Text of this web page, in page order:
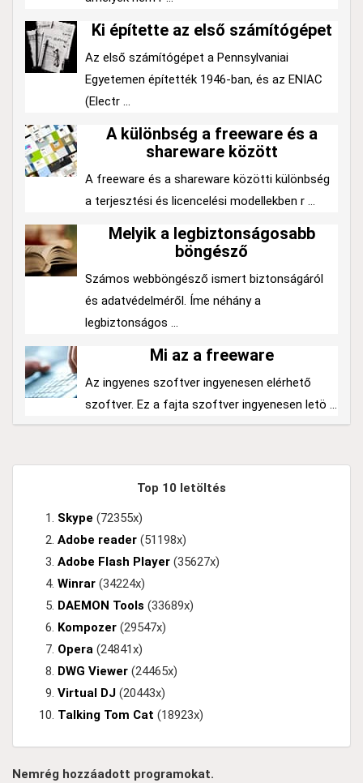
Ki építette az első számítógépet
Az első számítógépet a Pennsylvaniai
Egyetemen építették 1946-ban, és az ENIAC
(Electr ...
A különbség a freeware és a
shareware között
A freeware és a shareware közötti különbség
a terjesztési és licencelési modellekben r ...
Melyik a legbiztonságosabb
böngésző
Számos webböngésző ismert biztonságáról
és adatvédelméről. Íme néhány a
legbiztonságos ...
Mi az a freeware
Az ingyenes szoftver ingyenesen elérhető
szoftver. Ez a fajta szoftver ingyenesen letö ...
Top 10 letöltés
Skype (72355x)
Adobe reader (51198x)
Adobe Flash Player (35627x)
Winrar (34224x)
DAEMON Tools (33689x)
Kompozer (29547x)
Opera (24841x)
DWG Viewer (24465x)
Virtual DJ (20443x)
Talking Tom Cat (18923x)
Nemrég hozzáadott programokat.